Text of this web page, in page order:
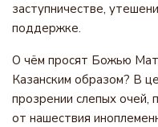
заступничестве,
поддержке.
О чём просят Божью
Казанским образом? В
прозрении слепых очей,
от нашествия